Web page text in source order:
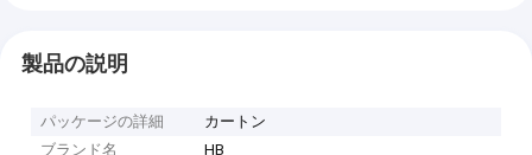
製品の説明
パッケージの詳細
カートン
ブランド名
HB